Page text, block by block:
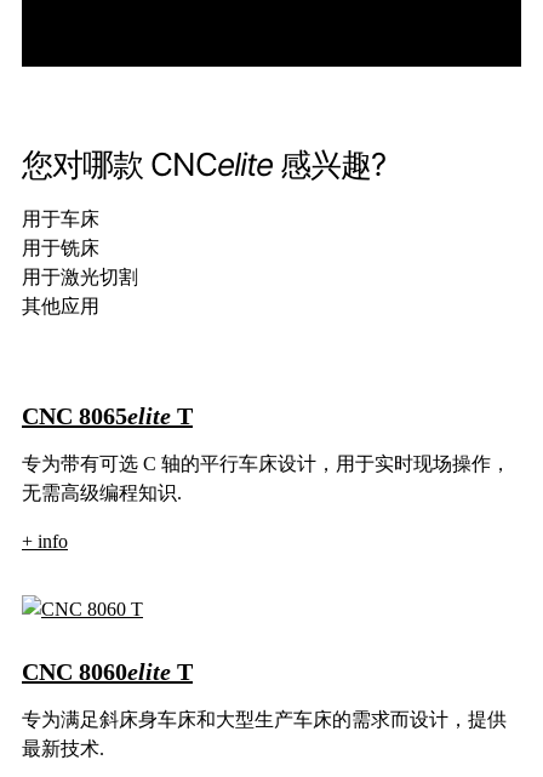
您对哪款 CNCelite 感兴趣?
用于车床
用于铣床
用于激光切割
其他应用
CNC 8065elite T
专为带有可选 C 轴的平行车床设计，用于实时现场操作，
无需高级编程知识.
+ info
CNC 8060elite T
专为满足斜床身车床和大型生产车床的需求而设计，提供
最新技术.